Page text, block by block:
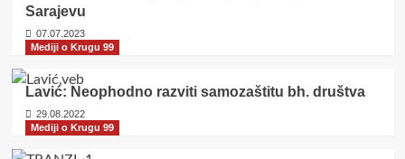
Sarajevu
07.07.2023
Mediji o Krugu 99
Lavić: Neophodno razviti samozaštitu bh. društva
29.08.2022
Mediji o Krugu 99